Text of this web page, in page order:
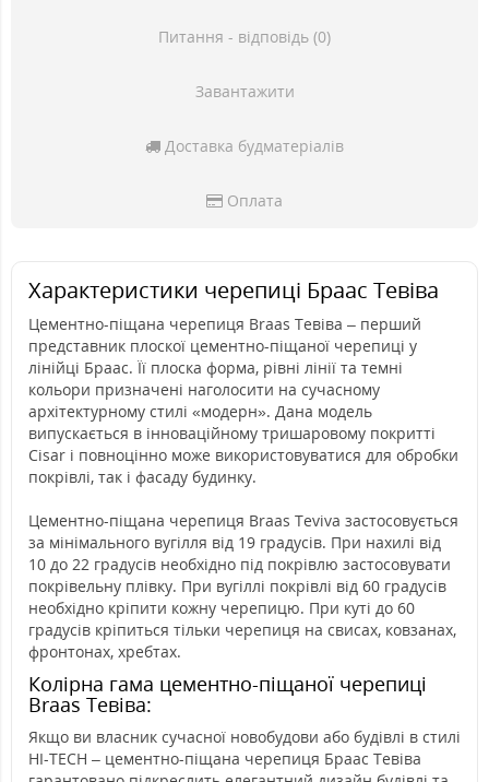
Питання - відповідь (0)
Завантажити
Доставка будматеріалів
Оплата
Характеристики черепиці Браас Тевіва
Цементно-піщана черепиця Braas Тевіва – перший
представник плоскої цементно-піщаної черепиці у
лінійці Браас. Її плоска форма, рівні лінії та темні
кольори призначені наголосити на сучасному
архітектурному стилі «модерн». Дана модель
випускається в інноваційному тришаровому покритті
Cisar і повноцінно може використовуватися для обробки
покрівлі, так і фасаду будинку.
Цементно-піщана черепиця Braas Teviva застосовується
за мінімального вугілля від 19 градусів. При нахилі від
10 до 22 градусів необхідно під покрівлю застосовувати
покрівельну плівку. При вугіллі покрівлі від 60 градусів
необхідно кріпити кожну черепицю. При куті до 60
градусів кріпиться тільки черепиця на свисах, ковзанах,
фронтонах, хребтах.
Колірна гама цементно-піщаної черепиці
Braas Тевіва:
Якщо ви власник сучасної новобудови або будівлі в стилі
HI-TECH – цементно-піщана черепиця Браас Тевіва